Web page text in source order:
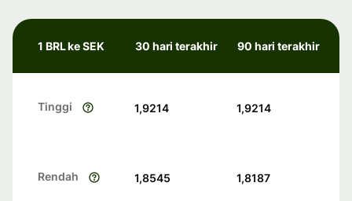
1 BRL ke SEK 30 hari terakhir 90 hari terakhir
Tinggi 1,9214 1,9214
Rendah 1,8545 1,8187